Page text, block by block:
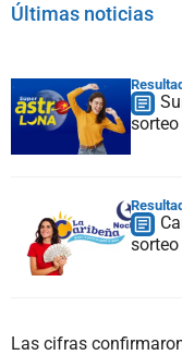
Últimas noticias
Las cifras